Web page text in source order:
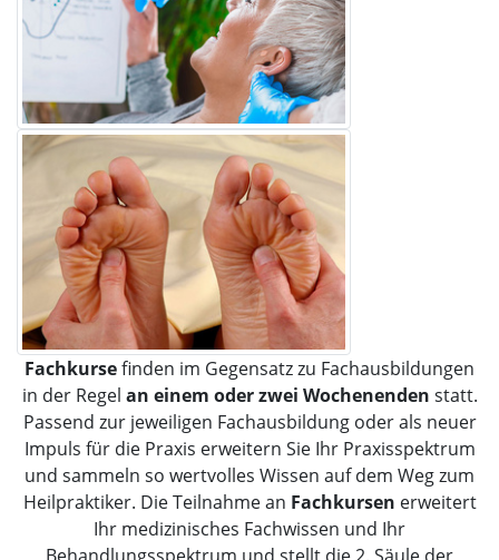
Fachkursefinden im Gegensatz zu Fachausbildungen
in der Regel an einem oder zwei Wochenenden statt.
Passend zur jeweiligen Fachausbildung oder als neuer
Impuls für die Praxis erweitern Sie Ihr Praxisspektrum
und sammeln so wertvolles Wissen auf dem Weg zum
Heilpraktiker. Die Teilnahme an Fachkursen erweitert
Ihr medizinisches Fachwissen und Ihr